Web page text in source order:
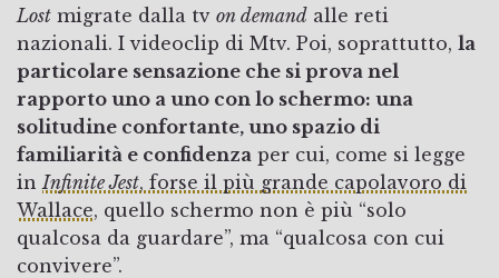
Lost migrate dalla tv on demand alle reti
nazionali. I videoclip di Mtv. Poi, soprattutto, la
particolare sensazione che si prova nel
rapporto uno a uno con lo schermo: una
solitudine confortante, uno spazio di
familiarità e confidenza per cui, come si legge
in Infinite Jest, forse il più grande capolavoro di
Wallace, quello schermo non è più “solo
qualcosa da guardare”, ma “qualcosa con cui
convivere”.